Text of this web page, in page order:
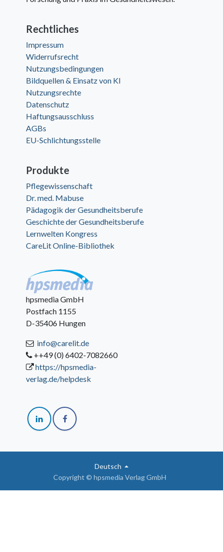
Rechtliches
Impressum
Widerrufsrecht
Nutzungsbedingungen
Bildquellen & Einsatz von KI
Nutzungsrechte
Datenschutz
Haftungsausschluss
AGBs
EU-Schlichtungsstelle
Produkte
Pflegewissenschaft
Dr. med. Mabuse
Pädagogik der Gesundheitsberufe
Geschichte der Gesundheitsberufe
Lernwelten Kongress
CareLit Online-Bibliothek
hpsmedia GmbH
Postfach 1155
D-35406 Hungen
info@carelit.de
++49 (0) 6402-7082660
https://hpsmedia-
verlag.de/helpdesk
Copyright © hpsmedia Verlag GmbH
Deutsch